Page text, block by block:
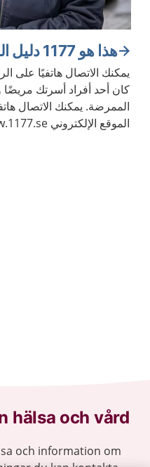
هذا هو 1177 دليل الرعاية الصحية
كان أحد أفراد أسرتك
الممرضة. يمكنك الاتصال
hälsa och vård
och information om